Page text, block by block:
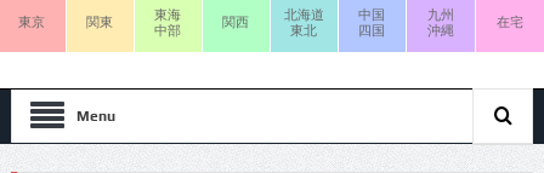
東京 関東
東海
中部
関西
北海道
東北
中国
四国
九州
沖縄
在宅
Menu